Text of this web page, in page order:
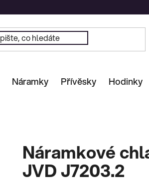
Náramky Přívěsky Hodinky
Náramkové
JVD J7203.2